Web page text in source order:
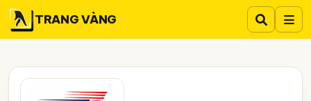
TRANG VÀNG